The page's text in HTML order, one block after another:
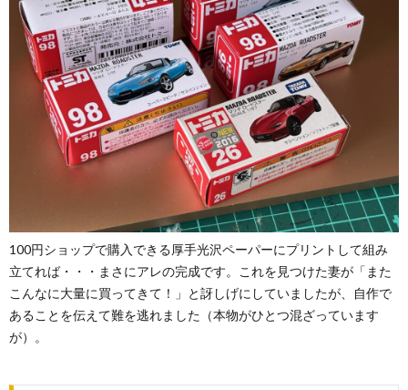
100円ショップで購入できる厚手光沢ペーパーにプリントして組み
立てれば・・・まさにアレの完成です。これを見つけた妻が「また
こんなに大量に買ってきて！」と訝しげにしていましたが、自作で
あることを伝えて難を逃れました（本物がひとつ混ざっています
が）。